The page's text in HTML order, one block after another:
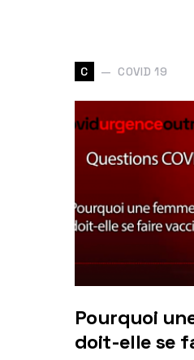
C COVID 19
Pourquoi
doit-elle se